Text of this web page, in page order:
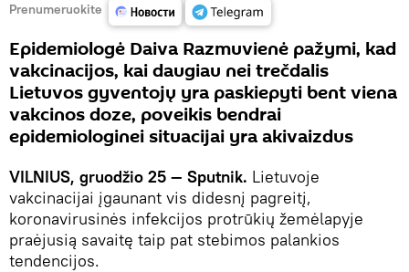
Prenumeruokite
Epidemiologė Daiva Razmuvienė pažymi, kad
vakcinacijos, kai daugiau nei trečdalis
Lietuvos gyventojų yra paskiepyti bent viena
vakcinos doze, poveikis bendrai
epidemiologinei situacijai yra akivaizdus
VILNIUS, gruodžio 25 — Sputnik. Lietuvoje
vakcinacijai įgaunant vis didesnį pagreitį,
koronavirusinės infekcijos protrūkių žemėlapyje
praėjusią savaitę taip pat stebimos palankios
tendencijos.